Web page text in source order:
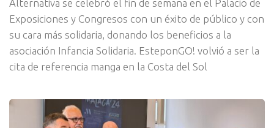
Alternativa se celebró el fin de semana en el Palacio de
Exposiciones y Congresos con un éxito de público y con
su cara más solidaria, donando los beneficios a la
asociación Infancia Solidaria. EsteponGO! volvió a ser la
cita de referencia manga en la Costa del Sol